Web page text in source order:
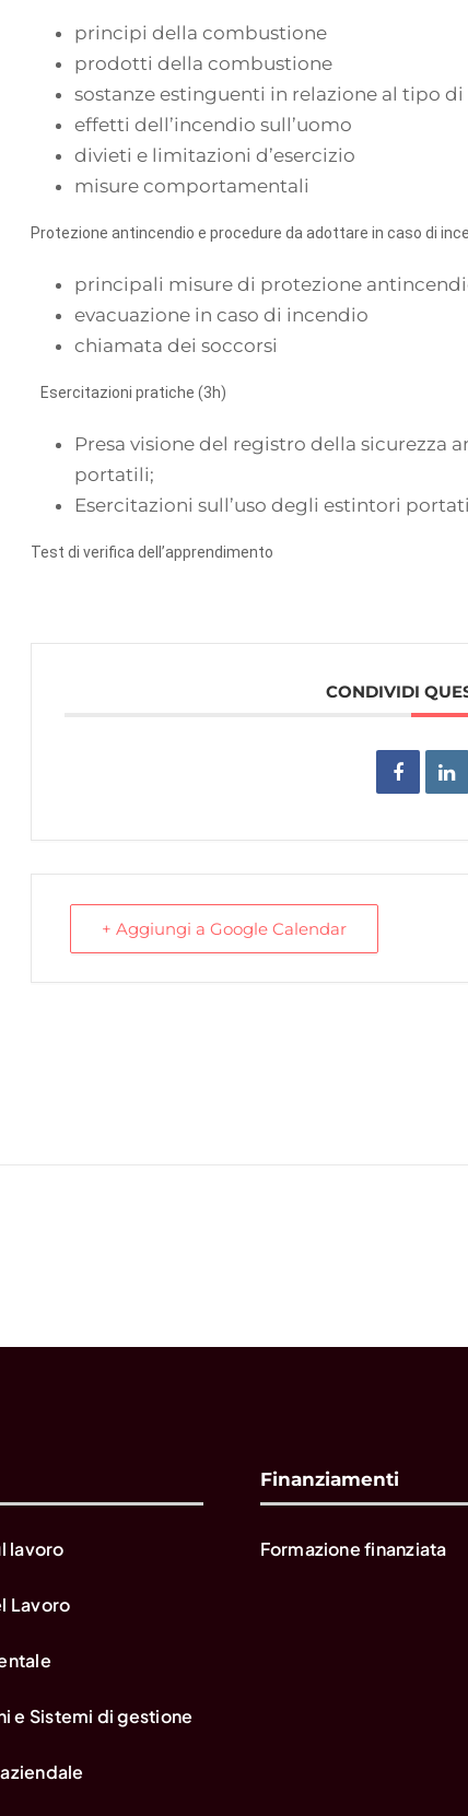
principi della combustione
prodotti della combustione
sostanze estinguenti in relazione al tipo
effetti dell’incendio sull’uomo
divieti e limitazioni d’esercizio
misure comportamentali
Protezione antincendio e procedure da adottare in caso di
principali misure di protezione
evacuazione in caso di incendio
chiamata dei soccorsi
Esercitazioni pratiche (3h)
Presa visione del registro della
portatili;
Esercitazioni sull’uso degli estintori
Test di verifica dell’apprendimento
CONDIVIDI
+ Aggiungi a Google Calendar
lavoro
Lavoro
e Sistemi di gestione
Finanziamenti
Formazione finanziata